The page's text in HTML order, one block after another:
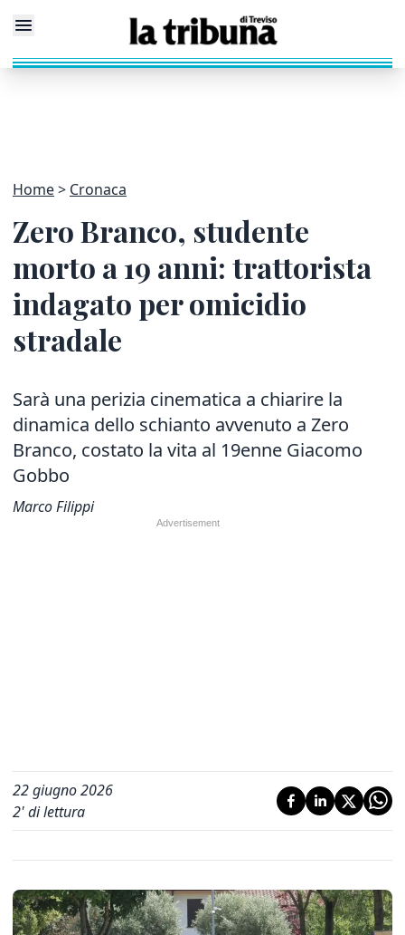
Home Cronaca
Zero Branco, studente
morto a 19 anni: trattorista
indagato per omicidio
stradale
Sarà una perizia cinematica a chiarire la
dinamica dello schianto avvenuto a Zero
Branco, costato la vita al 19enne Giacomo
Gobbo
Marco Filippi
22 giugno 2026
2' di lettura